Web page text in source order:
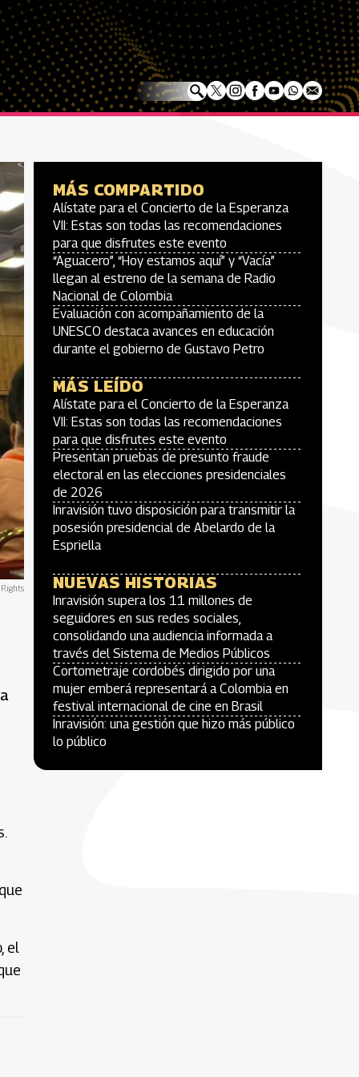
el
MÁS COMPARTIDO
Alístate para el Concierto de la Esperanza
VII: Estas son todas las recomendaciones
para que disfrutes este evento
“Aguacero”, “Hoy estamos aquí” y “Vacía”
llegan al estreno de la semana de Radio
Nacional de Colombia
Evaluación con acompañamiento de la
UNESCO destaca avances en educación
durante el gobierno de Gustavo Petro
MÁS LEÍDO
Alístate para el Concierto de la Esperanza
VII: Estas son todas las recomendaciones
para que disfrutes este evento
Presentan pruebas de presunto fraude
electoral en las elecciones presidenciales
de 2026
Inravisión tuvo disposición para transmitir la
posesión presidencial de Abelardo de la
Espriella
NUEVAS HISTORIAS
Inravisión supera los 11 millones de
seguidores en sus redes sociales,
consolidando una audiencia informada a
través del Sistema de Medios Públicos
Cortometraje cordobés dirigido por una
mujer emberá representará a Colombia en
festival internacional de cine en Brasil
Inravisión: una gestión que hizo más público
lo público